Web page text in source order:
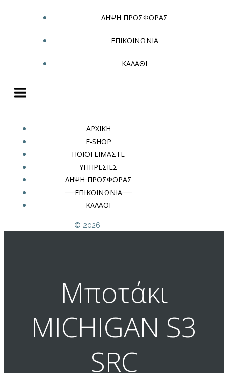
ΛΗΨΗ ΠΡΟΣΦΟΡΑΣ
ΕΠΙΚΟΙΝΩΝΙΑ
ΚΑΛΑΘΙ
ΑΡΧΙΚΗ
E-SHOP
ΠΟΙΟΙ ΕΙΜΑΣΤΕ
ΥΠΗΡΕΣΙΕΣ
ΛΗΨΗ ΠΡΟΣΦΟΡΑΣ
ΕΠΙΚΟΙΝΩΝΙΑ
ΚΑΛΑΘΙ
© 2026.
Μποτάκι
MICHIGAN S3
SRC